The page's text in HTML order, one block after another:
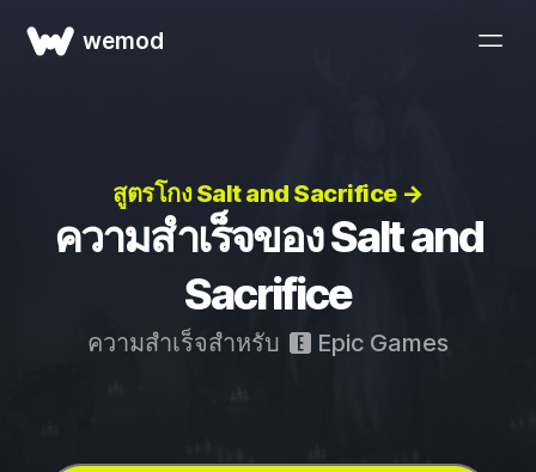
wemod
สูตรโกง Salt and Sacrifice →
ความสำเร็จของ Salt and
Sacrifice
ความสำเร็จสำหรับ Epic Games